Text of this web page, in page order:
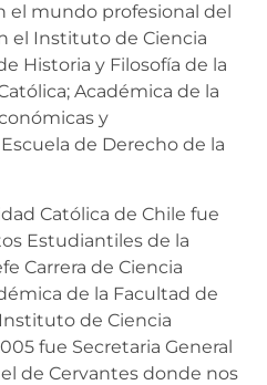
el mundo profesional del
el Instituto de Ciencia
Historia y Filosofía de la
Académica de la
y
de Derecho de la
Católica de Chile fue
Estudiantiles de la
Carrera de Ciencia
de la Facultad de
de Ciencia
fue Secretaria General
de Cervantes donde nos